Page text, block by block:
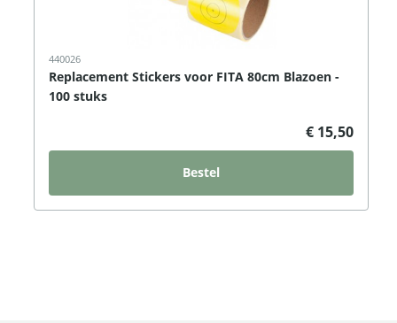
440026
Replacement Stickers voor FITA 80cm Blazoen -
100 stuks
€ 15,50
Bestel